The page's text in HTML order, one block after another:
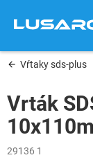
obsah
Vŕtaky sds-plus
Vrták
29136 1